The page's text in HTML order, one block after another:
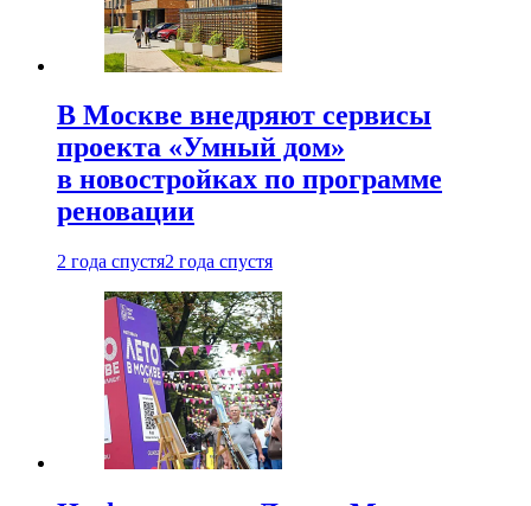
В Москве внедряют сервисы
проекта «Умный дом»
в новостройках по программе
реновации
2 года спустя2 года спустя